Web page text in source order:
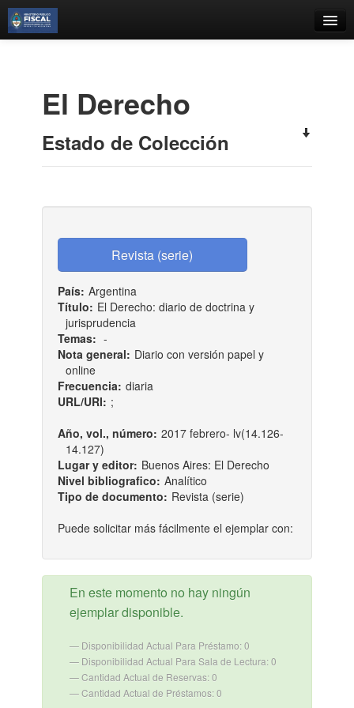
Estantes Virtuales
El Derecho
Estado de Colección
País: Argentina
Título: El Derecho: diario de doctrina y
jurisprudencia
Temas: -
Nota general: Diario con versión papel y
online
Frecuencia: diaria
URL/URI: ;
Año, vol., número: 2017 febrero- lv(14.126-
14.127)
Lugar y editor: Buenos Aires: El Derecho
Nivel bibliografico: Analítico
Tipo de documento: Revista (serie)
Puede solicitar más fácilmente el ejemplar con:
En este momento no hay ningún
ejemplar disponible.
Disponibilidad Actual Para Préstamo: 0
Disponibilidad Actual Para Sala de Lectura: 0
Cantidad Actual de Reservas: 0
Cantidad Actual de Préstamos: 0